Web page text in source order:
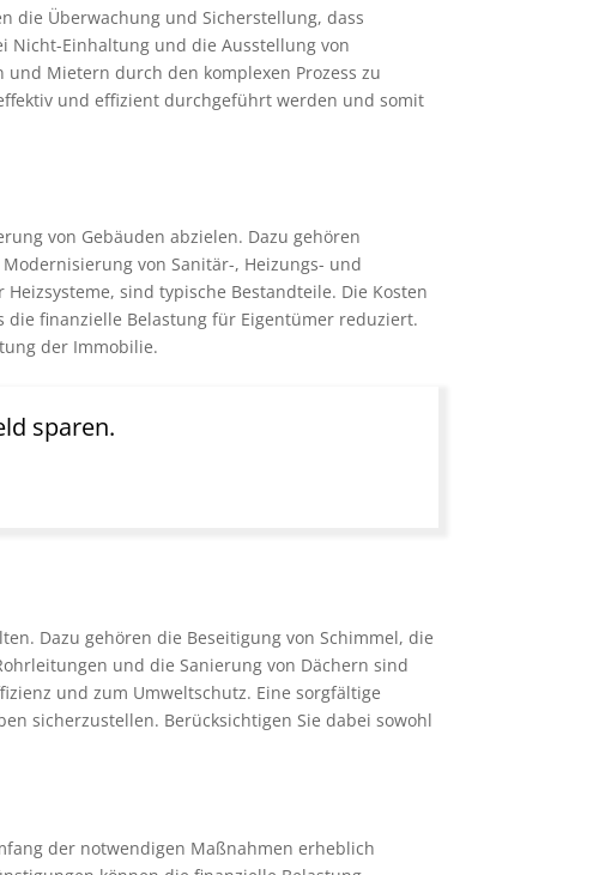
die Überwachung und Sicherstellung, dass
Nicht-Einhaltung und die Ausstellung von
Mietern durch den komplexen Prozess zu
und effizient durchgeführt werden und somit
von Gebäuden abzielen. Dazu gehören
von Sanitär-, Heizungs- und
sind typische Bestandteile. Die Kosten
finanzielle Belastung für Eigentümer reduziert.
der Immobilie.
sparen.
Dazu gehören die Beseitigung von Schimmel, die
und die Sanierung von Dächern sind
und zum Umweltschutz. Eine sorgfältige
sicherzustellen. Berücksichtigen Sie dabei sowohl
der notwendigen Maßnahmen erheblich